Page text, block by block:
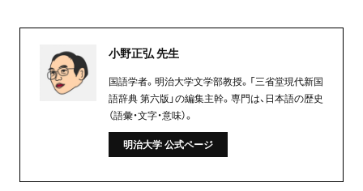
小野正弘 先生
国語学者。明治大学文学部教授。「三省堂現代新国
語辞典 第六版」の編集主幹。専門は、日本語の歴史
（語彙・文字・意味）。
明治大学 公式ページ